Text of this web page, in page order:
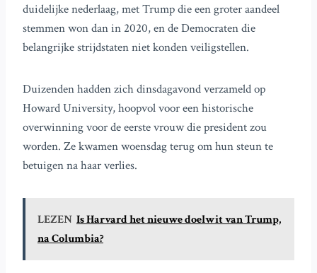
duidelijke nederlaag, met Trump die een groter aandeel
stemmen won dan in 2020, en de Democraten die
belangrijke strijdstaten niet konden veiligstellen.
Duizenden hadden zich dinsdagavond verzameld op
Howard University, hoopvol voor een historische
overwinning voor de eerste vrouw die president zou
worden. Ze kwamen woensdag terug om hun steun te
betuigen na haar verlies.
LEZEN Is Harvard het nieuwe doelwit van Trump,
na Columbia?